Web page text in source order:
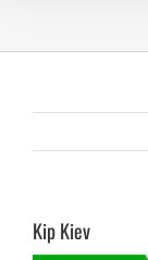
Kip Kiev